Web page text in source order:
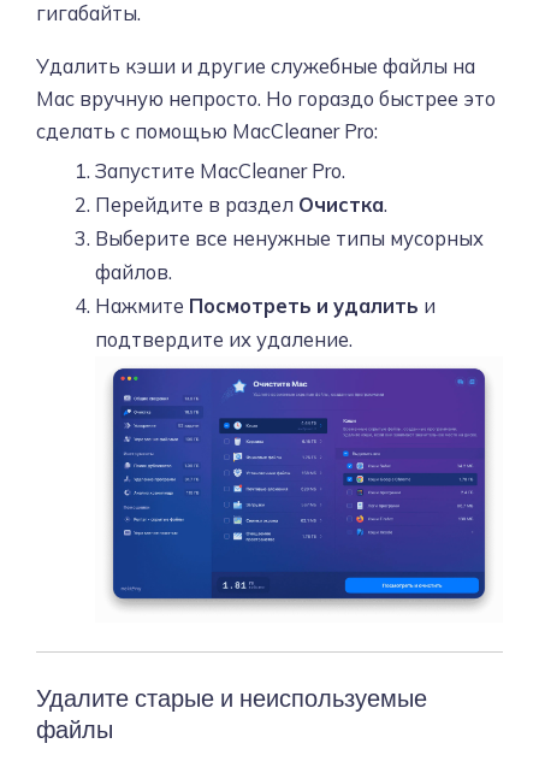
гигабайты.
Удалить кэши и другие служебные файлы на
Mac вручную непросто. Но гораздо быстрее это
сделать с помощью MacCleaner Pro:
Запустите MacCleaner Pro.
Перейдите в раздел Очистка.
Выберите все ненужные типы мусорных
файлов.
Нажмите Посмотреть и удалить и
подтвердите их удаление.
Удалите старые и неиспользуемые
файлы